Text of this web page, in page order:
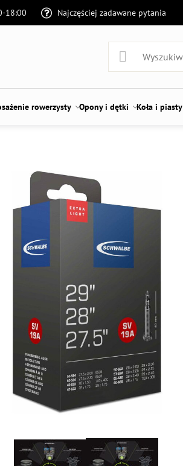
18:00 Najczęściej zadawane pytania
rowerzysty Opony i dętki Koła i piasty